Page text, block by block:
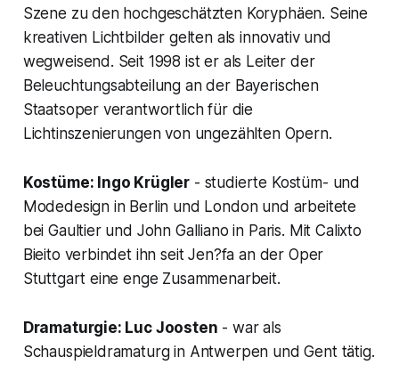
Szene zu den hochgeschätzten Koryphäen. Seine
kreativen Lichtbilder gelten als innovativ und
wegweisend. Seit 1998 ist er als Leiter der
Beleuchtungsabteilung an der Bayerischen
Staatsoper verantwortlich für die
Lichtinszenierungen von ungezählten Opern.
Kostüme: Ingo Krügler - studierte Kostüm- und
Modedesign in Berlin und London und arbeitete
bei Gaultier und John Galliano in Paris. Mit Calixto
Bieito verbindet ihn seit Jen?fa an der Oper
Stuttgart eine enge Zusammenarbeit.
Dramaturgie: Luc Joosten - war als
Schauspieldramaturg in Antwerpen und Gent tätig.